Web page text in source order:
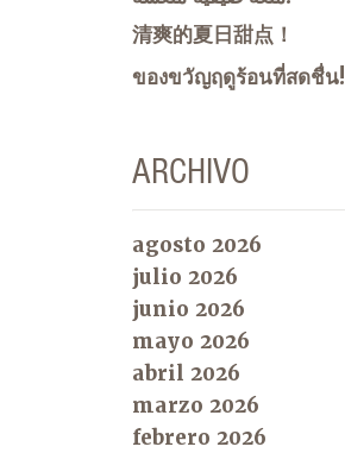
清爽的夏日甜点！
ของขวัญฤดูร้อนที่สดชื่น!
ARCHIVO
agosto 2026
julio 2026
junio 2026
mayo 2026
abril 2026
marzo 2026
febrero 2026